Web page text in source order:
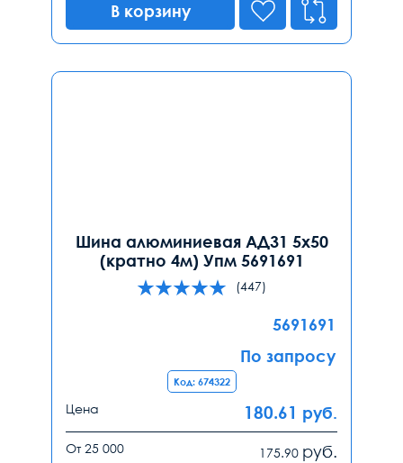
В корзину
Шина алюминиевая АД31 5х50
(кратно 4м) Упм 5691691
(447)
5691691
По запросу
Код: 674322
Цена 180.61 руб.
От 25 000 175.90 руб.